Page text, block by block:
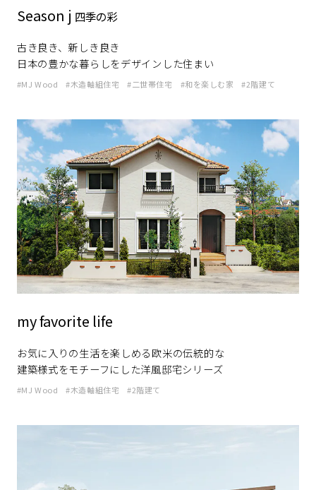
Season j 四季の彩
古き良き、新しき良き
日本の豊かな暮らしをデザインした住まい
MJ Wood 木造軸組住宅 二世帯住宅 和を楽しむ家 2階建て
my favorite life
お気に入りの生活を楽しめる欧米の伝統的な
建築様式をモチーフにした洋風邸宅シリーズ
MJ Wood 木造軸組住宅 2階建て